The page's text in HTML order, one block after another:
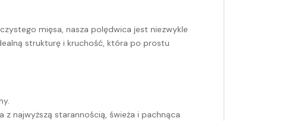
mięsa, nasza polędwica jest niezwykle
strukturę i kruchość, która po prostu
najwyższą starannością, świeża i pachnąca